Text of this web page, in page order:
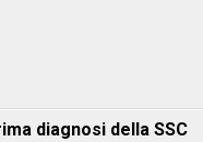
diagnosi della SSC